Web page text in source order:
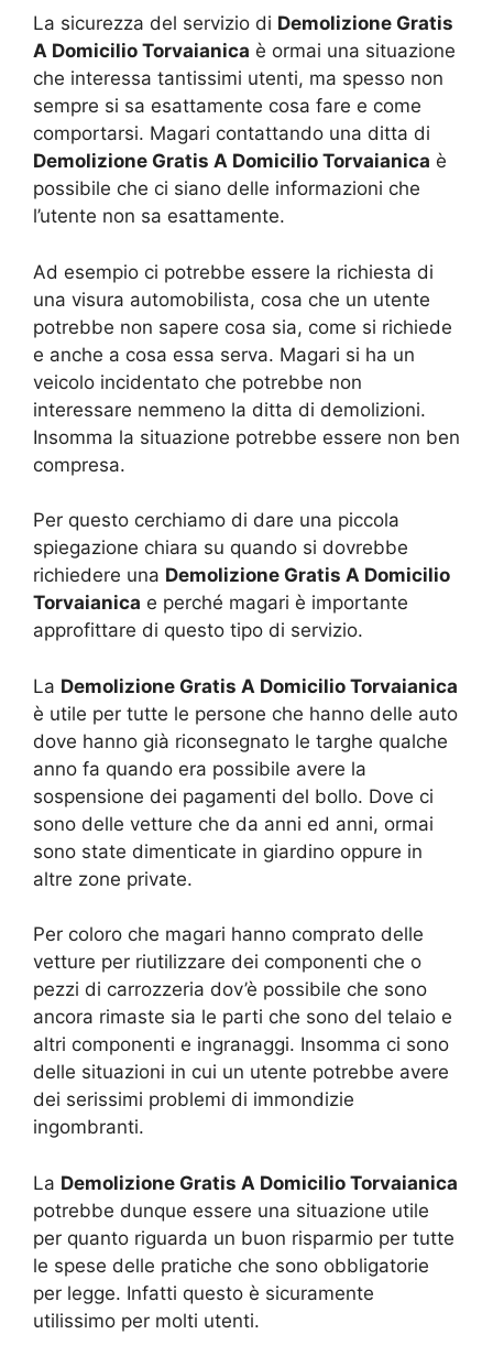
La sicurezza del servizio di Demolizione Gratis
A Domicilio Torvaianica è ormai una situazione
che interessa tantissimi utenti, ma spesso non
sempre si sa esattamente cosa fare e come
comportarsi. Magari contattando una ditta di
Demolizione Gratis A Domicilio Torvaianica è
possibile che ci siano delle informazioni che
l’utente non sa esattamente.
Ad esempio ci potrebbe essere la richiesta di
una visura automobilista, cosa che un utente
potrebbe non sapere cosa sia, come si richiede
e anche a cosa essa serva. Magari si ha un
veicolo incidentato che potrebbe non
interessare nemmeno la ditta di demolizioni.
Insomma la situazione potrebbe essere non ben
compresa.
Per questo cerchiamo di dare una piccola
spiegazione chiara su quando si dovrebbe
richiedere una Demolizione Gratis A Domicilio
Torvaianica e perché magari è importante
approfittare di questo tipo di servizio.
La Demolizione Gratis A Domicilio Torvaianica
è utile per tutte le persone che hanno delle auto
dove hanno già riconsegnato le targhe qualche
anno fa quando era possibile avere la
sospensione dei pagamenti del bollo. Dove ci
sono delle vetture che da anni ed anni, ormai
sono state dimenticate in giardino oppure in
altre zone private.
Per coloro che magari hanno comprato delle
vetture per riutilizzare dei componenti che o
pezzi di carrozzeria dov’è possibile che sono
ancora rimaste sia le parti che sono del telaio e
altri componenti e ingranaggi. Insomma ci sono
delle situazioni in cui un utente potrebbe avere
dei serissimi problemi di immondizie
ingombranti.
La Demolizione Gratis A Domicilio Torvaianica
potrebbe dunque essere una situazione utile
per quanto riguarda un buon risparmio per tutte
le spese delle pratiche che sono obbligatorie
per legge. Infatti questo è sicuramente
utilissimo per molti utenti.